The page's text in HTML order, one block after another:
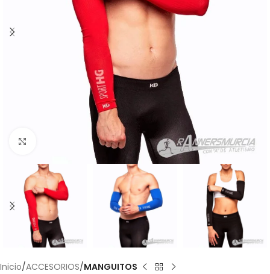
Haga Click para agrandar
Inicio ACCESORIOS MANGUITOS